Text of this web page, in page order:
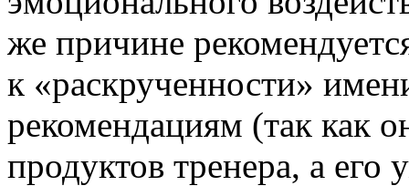
же причине
к «раскрученности»
рекомендациям (так как
продуктов тренера, а его